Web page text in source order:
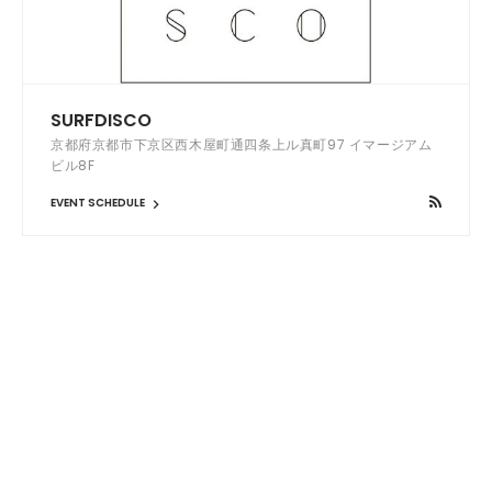
SURFDISCO
京都府京都市下京区西木屋町通四条上ル真町97 イマージアム
ビル8F
EVENT SCHEDULE